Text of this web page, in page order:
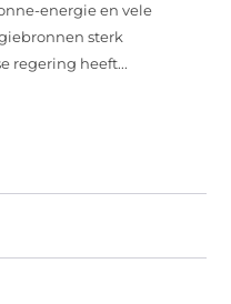
energie en vele
sterk
regering heeft...